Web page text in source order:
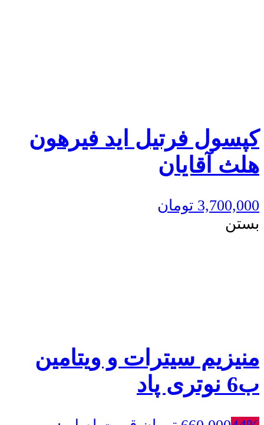
کپسول فرتیل اید فیرهون
هلث آقایان
3,700,000 تومان
بستن
منیزیم سیترات و ویتامین
ب6 نوتری پاد